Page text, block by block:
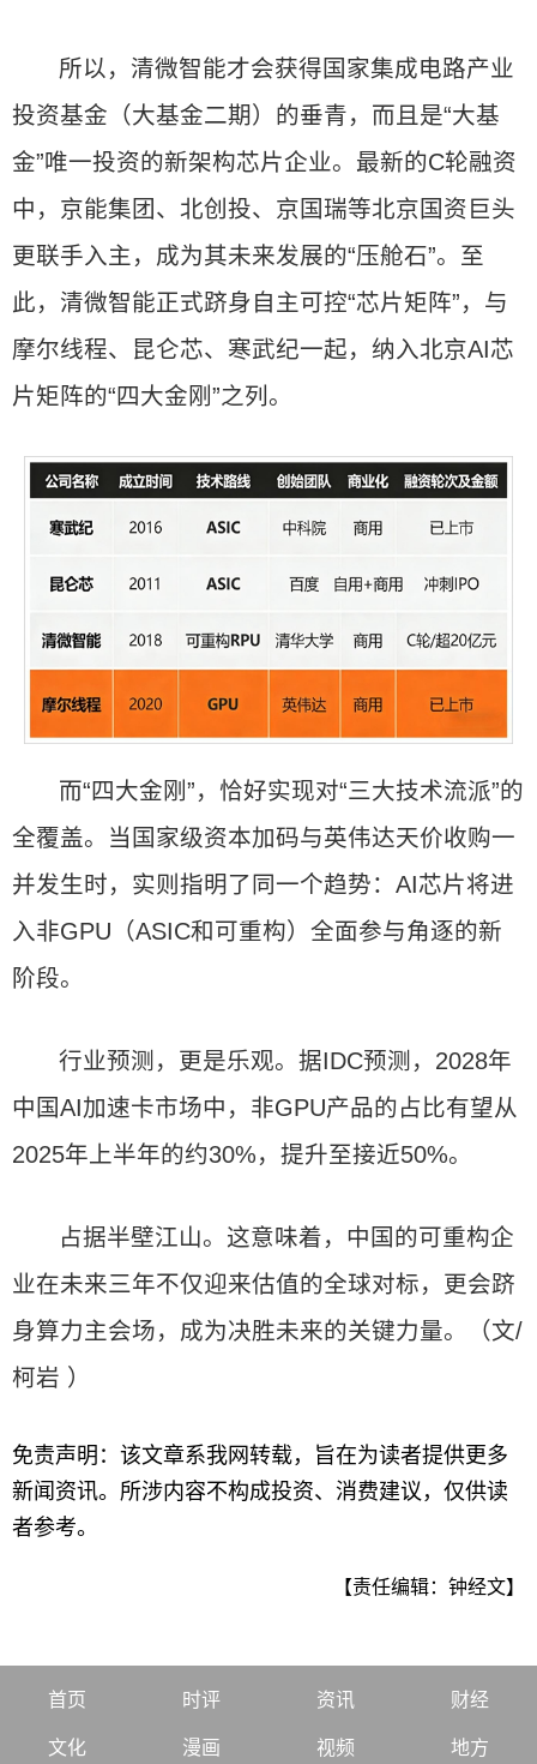
所以，清微智能才会获得国家集成电路产业
投资基金（大基金二期）的垂青，而且是“大基
金”唯一投资的新架构芯片企业。最新的C轮融资
中，京能集团、北创投、京国瑞等北京国资巨头
更联手入主，成为其未来发展的“压舱石”。至
此，清微智能正式跻身自主可控“芯片矩阵”，与
摩尔线程、昆仑芯、寒武纪一起，纳入北京AI芯
片矩阵的“四大金刚”之列。
而“四大金刚”，恰好实现对“三大技术流派”的
全覆盖。当国家级资本加码与英伟达天价收购一
并发生时，实则指明了同一个趋势：AI芯片将进
入非GPU（ASIC和可重构）全面参与角逐的新
阶段。
行业预测，更是乐观。据IDC预测，2028年
中国AI加速卡市场中，非GPU产品的占比有望从
2025年上半年的约30%，提升至接近50%。
占据半壁江山。这意味着，中国的可重构企
业在未来三年不仅迎来估值的全球对标，更会跻
身算力主会场，成为决胜未来的关键力量。（文/
柯岩 ）
免责声明：该文章系我网转载，旨在为读者提供更多
新闻资讯。所涉内容不构成投资、消费建议，仅供读
者参考。
【责任编辑：钟经文】
首页 时评 资讯 财经
文化 漫画 视频 地方